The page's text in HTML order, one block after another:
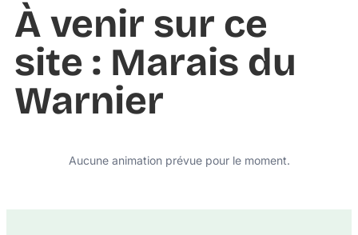
À venir sur ce
site : Marais du
Warnier
Aucune animation prévue pour le moment.